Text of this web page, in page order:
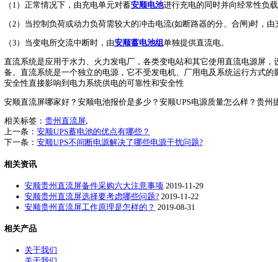
（1）正常情况下，由充电单元对蓄安顺电池进行充电的同时并向经常性负
（2）当控制负荷或动力负荷需较大的冲击电流(如断路器的分、合闸)时，
（3）当变电所交流中断时，由安顺蓄电池组单独提供直流电。
直流系统是应用于水力、火力发电厂，各类变电站和其它使用直流电源屏
备。直流系统是一个独立的电源，它不受发电机、厂用电及系统运行方式
安全性直接影响到电力系统供电的可靠性和安全性
安顺直流屏哪家好？安顺电池报价是多少？安顺UPS电源质量怎么样？贵州
相关标签： 贵州直流屏,
上一条： 安顺UPS蓄电池的优点有哪些？
下一条： 安顺UPS不间断电源解决了哪些电源干扰问题?
相关资讯
安顺贵州直流屏备件采购六大注意事项 2019-11-29
安顺贵州直流屏选择要考虑哪些问题? 2019-11-22
安顺贵州直流屏工作原理是怎样的？ 2019-08-31
相关产品
关于我们